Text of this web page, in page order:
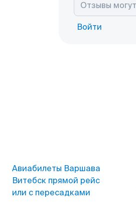
Войти
Авиабилеты Варшава
Витебск прямой рейс
или с пересадками